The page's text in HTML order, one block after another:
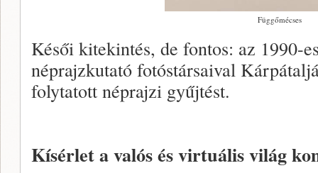
Függőmécses
Késői kitekintés, de fontos: az 1990-
néprajzkutató fotóstársaival
folytatott néprajzi gyűjtést.
Kísérlet a valós és virtuális világ